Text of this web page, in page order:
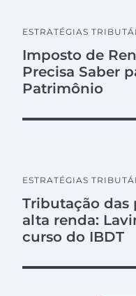
ESTRATÉGIAS
Imposto de
Precisa Saber
Patrimônio
ESTRATÉGIAS
Tributação das
alta renda:
curso do IBDT